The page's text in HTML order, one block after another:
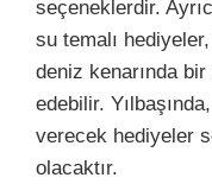
seçeneklerdir.
su temalı
deniz kenarında
edebilir.
verecek hediyeler
olacaktır.